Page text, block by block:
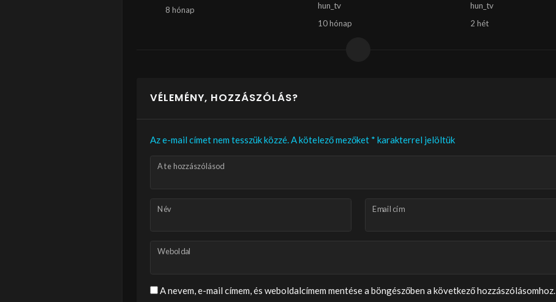
8 hónap
hun_tv
10 hónap
hun_tv
2 hét
VÉLEMÉNY, HOZZÁSZÓLÁS?
Az e-mail címet nem tesszük közzé.A kötelező mezőket * karakterrel jelöltük
A te hozzászólásod
Név Email cím
Weboldal
A nevem, e-mail címem, és weboldalcímem mentése a böngészőben a következő hozzászólásomhoz.